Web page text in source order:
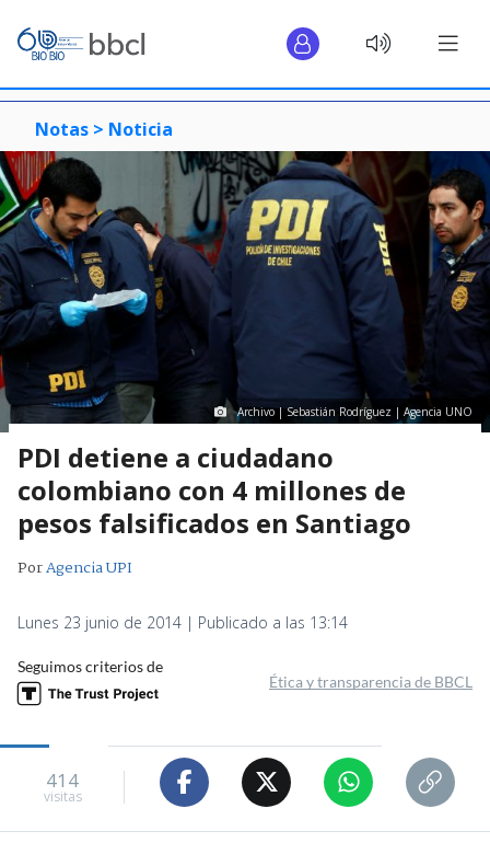
Notas > Noticia
Archivo | Sebastián Rodríguez | Agencia UNO
PDI detiene a ciudadano
colombiano con 4 millones de
pesos falsificados en Santiago
PorAgencia UPI
Lunes 23 junio de 2014 | Publicado a las 13:14
Seguimos criterios de
Ética y transparencia de BBCL
414
visitas